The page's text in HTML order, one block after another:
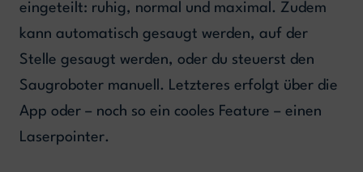
eingeteilt: ruhig, normal und maximal. Zudem
kann automatisch gesaugt werden, auf der
Stelle gesaugt werden, oder du steuerst den
Saugroboter manuell. Letzteres erfolgt über die
App oder – noch so ein cooles Feature – einen
Laserpointer.